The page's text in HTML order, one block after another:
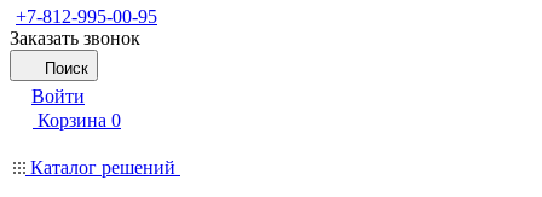
+7-812-995-00-95
Заказать звонок
Поиск
Войти
Корзина 0
Каталог решений